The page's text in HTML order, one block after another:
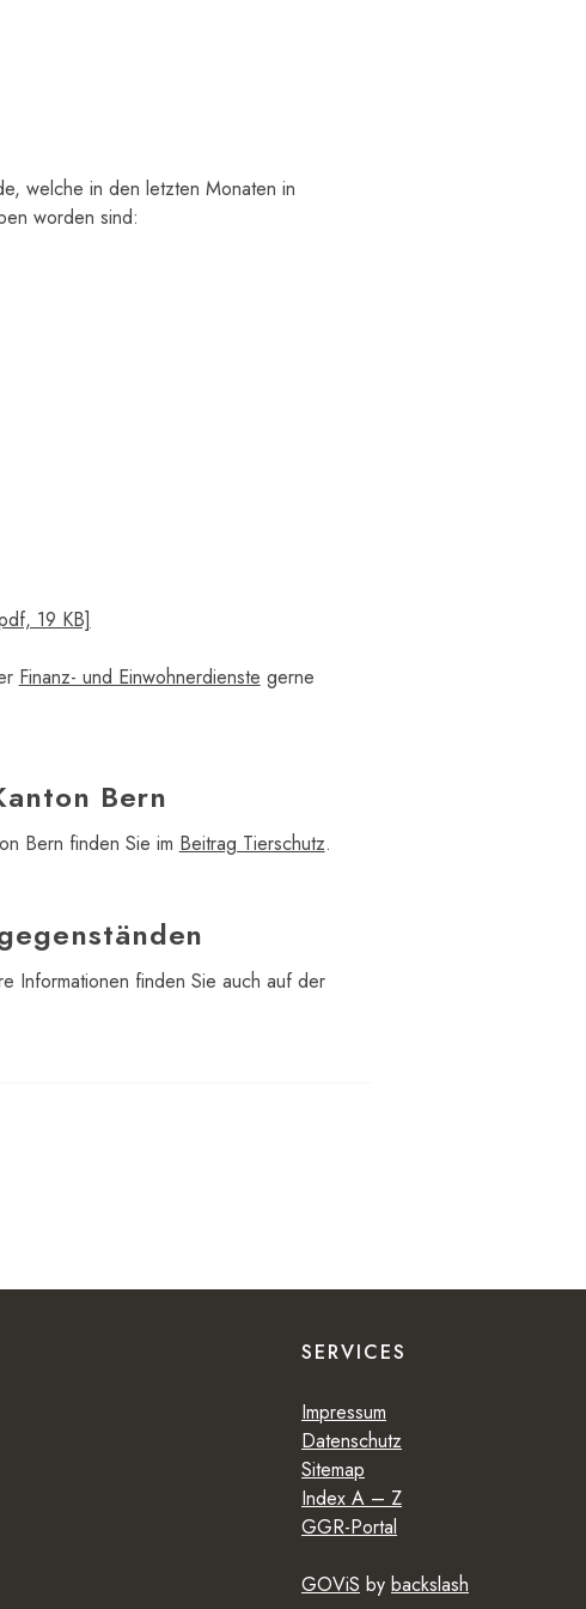
welche in den letzten Monaten in
worden sind:
19 KB]
Finanz- und Einwohnerdienste gerne
Bern
Bern finden Sie im Beitrag Tierschutz.
Informationen finden Sie auch auf der
SERVICES
Impressum
Datenschutz
Sitemap
Index A – Z
GGR-Portal
GOViS bybackslash